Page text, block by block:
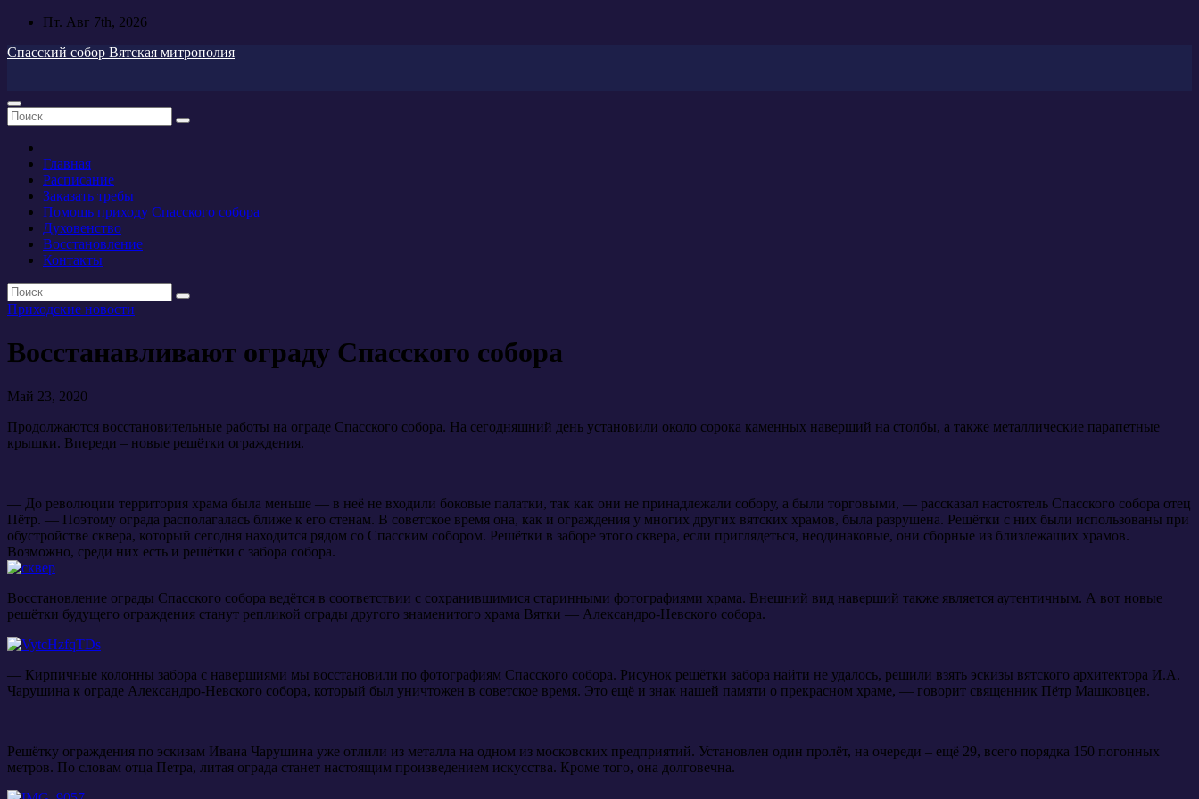
Перейти
содержимому
Пт. Авг 7th, 2026
Спасский собор Вятская митрополия
Главная
Расписание
Заказать требы
Помощь приходу Спасского собора
Духовенство
Восстановление
Контакты
Приходские новости
Восстанавливают ограду Спасского собора
Май 23, 2020
Продолжаются восстановительные работы на ограде Спасского собора. На сегодняшний день установили около сорока каменных наверший на столбы, а также металлические парапетные
крышки. Впереди – новые решётки ограждения.
— До революции территория храма была меньше — в неё не входили боковые палатки, так как они не принадлежали собору, а были торговыми, — рассказал настоятель Спасского собора отец
Пётр. — Поэтому ограда располагалась ближе к его стенам. В советское время она, как и ограждения у многих других вятских храмов, была разрушена. Решётки с них были использованы при
обустройстве сквера, который сегодня находится рядом со Спасским собором. Решётки в заборе этого сквера, если приглядеться, неодинаковые, они сборные из близлежащих храмов.
Возможно, среди них есть и решётки с забора собора.
Восстановление ограды Спасского собора ведётся в соответствии с сохранившимися старинными фотографиями храма. Внешний вид наверший также является аутентичным. А вот новые
решётки будущего ограждения станут репликой ограды другого знаменитого храма Вятки — Александро-Невского собора.
— Кирпичные колонны забора с навершиями мы восстановили по фотографиям Спасского собора. Рисунок решётки забора найти не удалось, решили взять эскизы вятского архитектора И.А.
Чарушина к ограде Александро-Невского собора, который был уничтожен в советское время. Это ещё и знак нашей памяти о прекрасном храме, — говорит священник Пётр Машковцев.
Решётку ограждения по эскизам Ивана Чарушина уже отлили из металла на одном из московских предприятий. Установлен один пролёт, на очереди – ещё 29, всего порядка 150 погонных
метров. По словам отца Петра, литая ограда станет настоящим произведением искусства. Кроме того, она долговечна.